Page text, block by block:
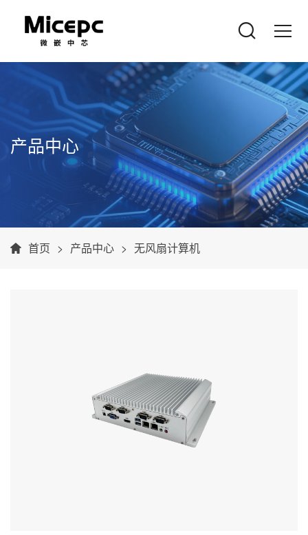
产品中心
首页 产品中心 无风扇计算机